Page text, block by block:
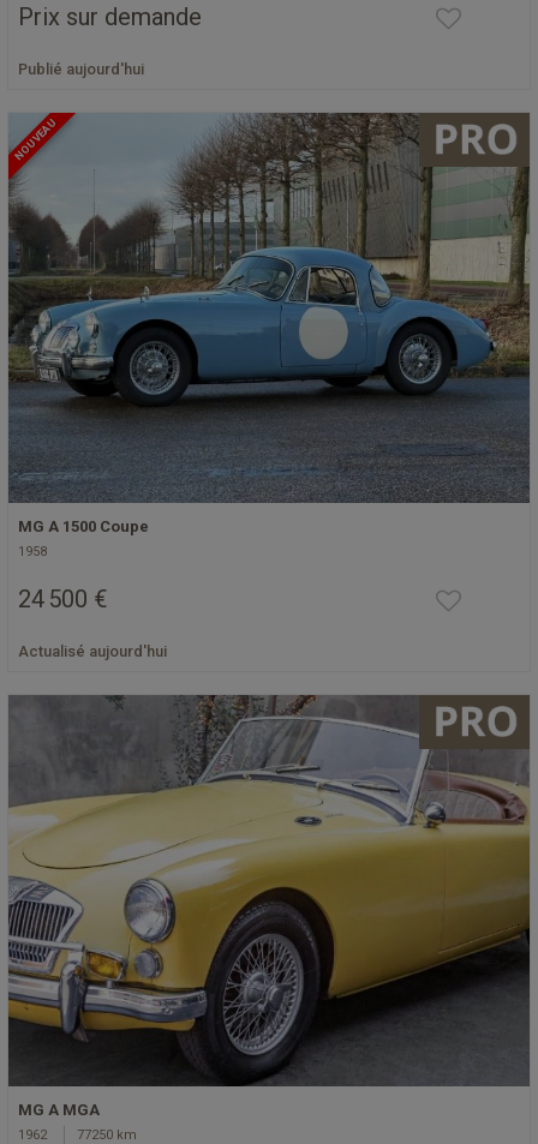
Prix sur demande
Publié aujourd'hui
NOUVEAU
MG A 1500 Coupe
1958
24 500 €
Actualisé aujourd'hui
MG A MGA
1962 77250 km